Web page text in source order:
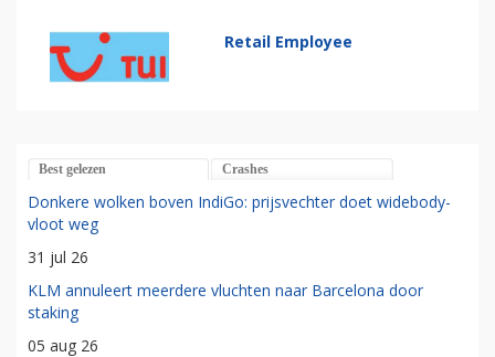
Retail Employee
Best gelezen Crashes
Donkere wolken boven IndiGo: prijsvechter doet widebody-
vloot weg
31 jul 26
KLM annuleert meerdere vluchten naar Barcelona door
staking
05 aug 26